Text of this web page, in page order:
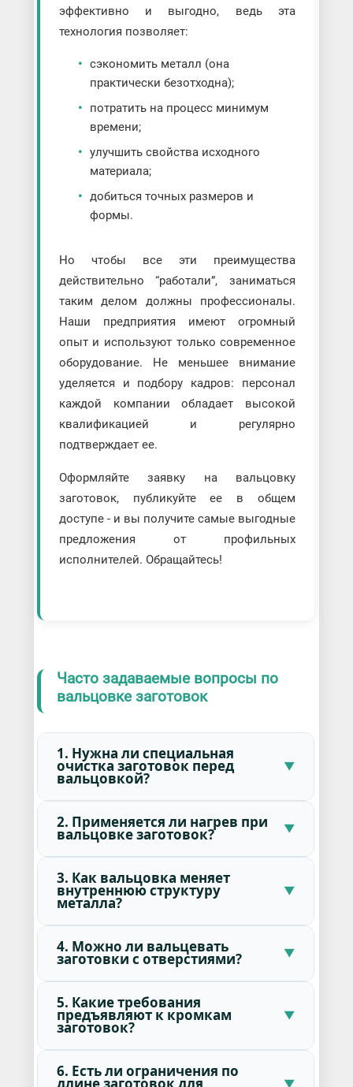
эффективно и выгодно, ведь эта
технология позволяет:
сэкономить металл (она
практически безотходна);
потратить на процесс минимум
времени;
улучшить свойства исходного
материала;
добиться точных размеров и
формы.
Но чтобы все эти преимущества
действительно “работали”, заниматься
таким делом должны профессионалы.
Наши предприятия имеют огромный
опыт и используют только современное
оборудование. Не меньшее внимание
уделяется и подбору кадров: персонал
каждой компании обладает высокой
квалификацией и регулярно
подтверждает ее.
Оформляйте заявку на вальцовку
заготовок, публикуйте ее в общем
доступе - и вы получите самые выгодные
предложения от профильных
исполнителей. Обращайтесь!
Часто задаваемые вопросы по
вальцовке заготовок
1. Нужна ли специальная
очистка заготовок перед
вальцовкой?
2. Применяется ли нагрев при
вальцовке заготовок?
3. Как вальцовка меняет
внутреннюю структуру
металла?
4. Можно ли вальцевать
заготовки с отверстиями?
5. Какие требования
предъявляют к кромкам
заготовок?
6. Есть ли ограничения по
длине заготовок для